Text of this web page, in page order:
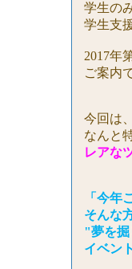
学生の
学生支
2017年
ご案内
今回は
なんと
レアな
「今年
そんな
"夢を掘
イベン